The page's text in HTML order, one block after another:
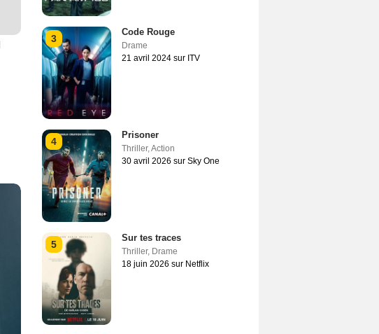
3
Code Rouge
Drame
21 avril 2024 sur ITV
4
Prisoner
Thriller,Action
30 avril 2026 sur Sky One
5
Sur tes traces
Thriller, Drame
18 juin 2026 sur Netflix